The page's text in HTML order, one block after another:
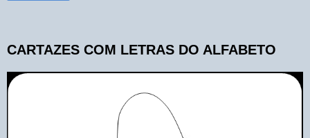
CARTAZES COM LETRAS DO ALFABETO